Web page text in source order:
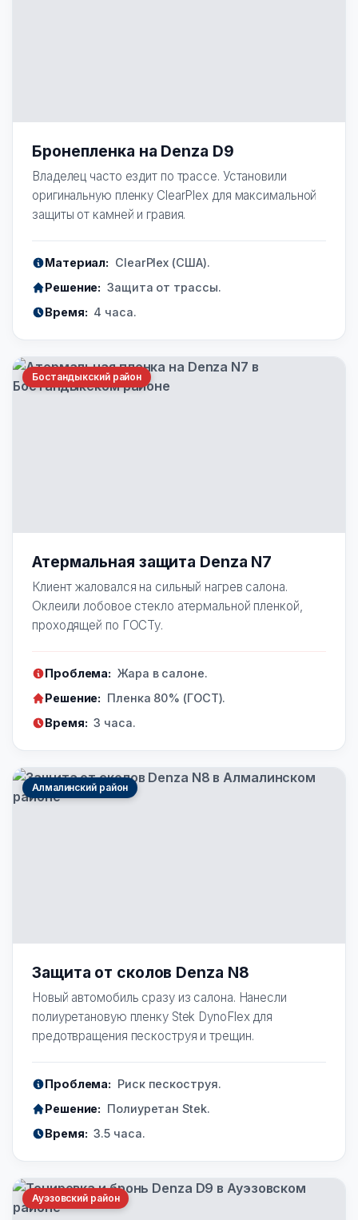
Бронепленка на Denza D9
Владелец часто ездит по трассе. Установили
оригинальную пленку ClearPlex для максимальной
защиты от камней и гравия.
Материал: ClearPlex (США).
Решение: Защита от трассы.
Время: 4 часа.
Бостандыкский район
Атермальная защита Denza N7
Клиент жаловался на сильный нагрев салона.
Оклеили лобовое стекло атермальной пленкой,
проходящей по ГОСТу.
Проблема: Жара в салоне.
Решение: Пленка 80% (ГОСТ).
Время: 3 часа.
Алмалинский район
Защита от сколов Denza N8
Новый автомобиль сразу из салона. Нанесли
полиуретановую пленку Stek DynoFlex для
предотвращения пескоструя и трещин.
Проблема: Риск пескоструя.
Решение: Полиуретан Stek.
Время: 3.5 часа.
Ауэзовский район